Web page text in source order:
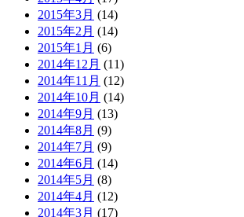
2015年3月 (14)
2015年2月 (14)
2015年1月 (6)
2014年12月 (11)
2014年11月 (12)
2014年10月 (14)
2014年9月 (13)
2014年8月 (9)
2014年7月 (9)
2014年6月 (14)
2014年5月 (8)
2014年4月 (12)
2014年3月 (17)